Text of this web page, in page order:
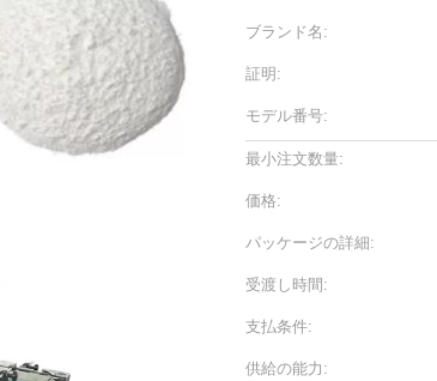
ブランド名:
証明:
モデル番号:
最小注文数量:
価格:
パッケージの詳細:
受渡し時間:
支払条件:
供給の能力: